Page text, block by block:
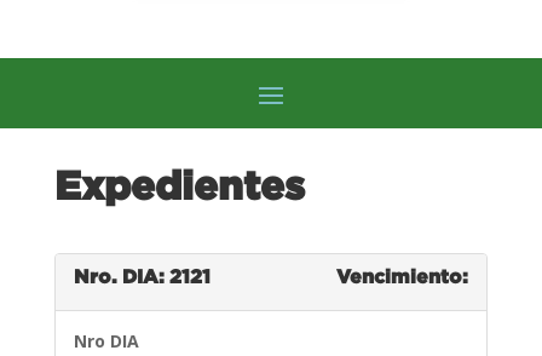
Expedientes
Nro. DIA: 2121 Vencimiento:
Nro DIA